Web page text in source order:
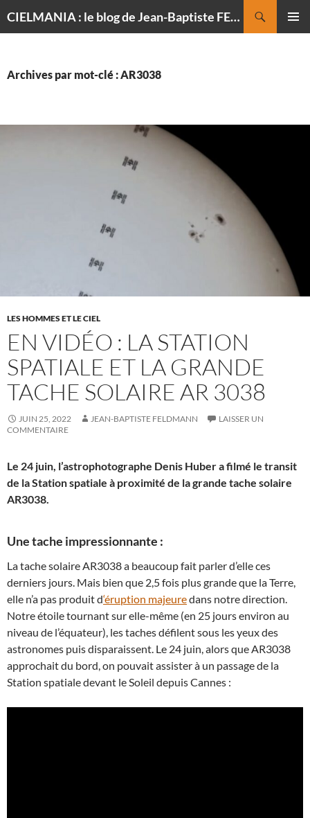
CIELMANIA : le blog de Jean-Baptiste FELDMANN, photographe du ciel
Archives par mot-clé : AR3038
LES HOMMES ET LE CIEL
EN VIDÉO : LA STATION
SPATIALE ET LA GRANDE
TACHE SOLAIRE AR 3038
JUIN 25, 2022 JEAN-BAPTISTE FELDMANN
LAISSER UN
COMMENTAIRE
Le 24 juin, l’astrophotographe Denis Huber a filmé le transit
de la Station spatiale à proximité de la grande tache solaire
AR3038.
Une tache impressionnante :
La tache solaire AR3038 a beaucoup fait parler d’elle ces
derniers jours. Mais bien que 2,5 fois plus grande que la Terre,
elle n’a pas produit d‘éruption majeuredans notre direction.
Notre étoile tournant sur elle-même (en 25 jours environ au
niveau de l’équateur), les taches défilent sous les yeux des
astronomes puis disparaissent. Le 24 juin, alors que AR3038
approchait du bord, on pouvait assister à un passage de la
Station spatiale devant le Soleil depuis Cannes :